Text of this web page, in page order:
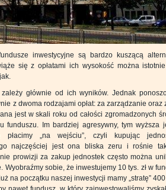
inwestycyjne są bardzo kuszącą
się z opłatami ich wysokość można
głównie od ich wyników. Jednak
z dwoma rodzajami opłat: za zarządzanie oraz
jest w skali roku od całości zgromadzonych
Im bardziej agresywny, tym wyższa
„na wejściu”, czyli kupując
najczęściej jest ona bliska zeru i rośnie
prowizji za zakup jednostek często można
sobie, że inwestujemy 10 tys. zł w
na początku naszej inwestycji mamy „stratę” 400